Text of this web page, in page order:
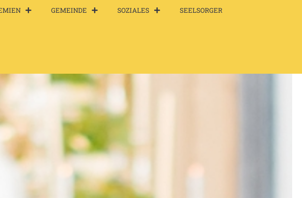
GEMEINDE SOZIALES SEELSORGER